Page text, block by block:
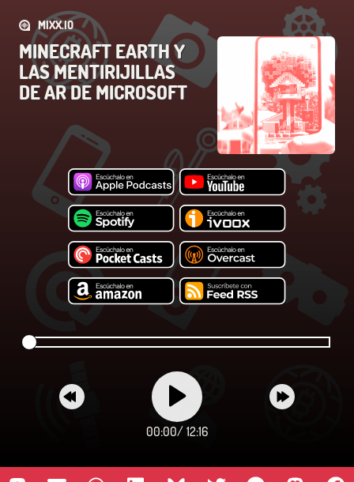
MIXX.IO
MINECRAFT EARTH Y
LAS MENTIRIJILLAS
DE AR DE MICROSOFT
00:00/ 12:16